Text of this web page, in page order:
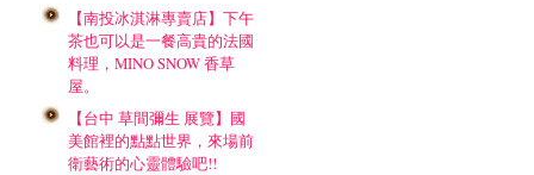
【南投冰淇淋專賣店】下午
茶也可以是一餐高貴的法國
料理，MINO SNOW 香草
屋。
【台中 草間彌生 展覽】國
美館裡的點點世界，來場前
衛藝術的心靈體驗吧!!